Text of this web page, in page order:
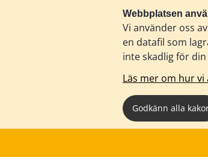
Webbplatsen
Vi använder oss
en datafil som
inte skadlig för
Läs mer om hur vi
Godkänn alla